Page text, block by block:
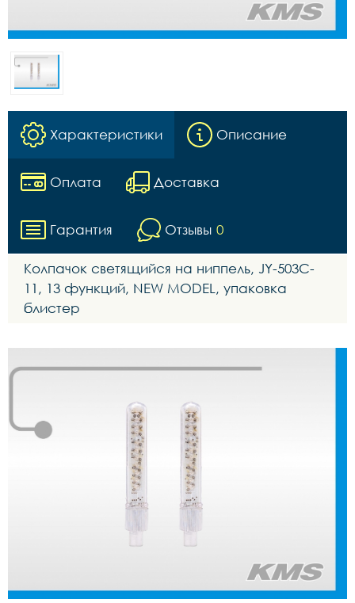
Характеристики Описание
Оплата Доставка
Гарантия Отзывы 0
Колпачок светящийся на ниппель, JY-503C-
11, 13 функций, NEW MODEL, упаковка
блистер